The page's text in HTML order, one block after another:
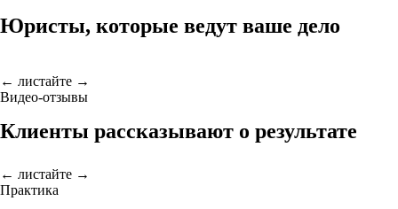
Юристы, которые ведут ваше дело
← листайте →
Видео-отзывы
Клиенты рассказывают о результате
← листайте →
Практика